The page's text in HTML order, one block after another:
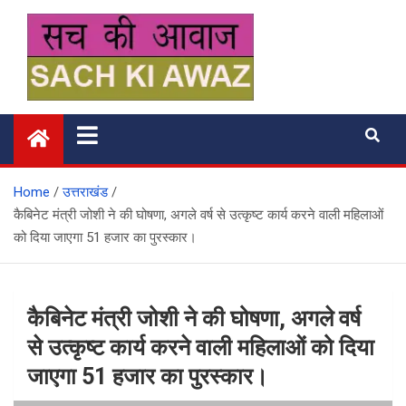
content
सच की आवाज
Home
उत्तराखंड
कैबिनेट मंत्री जोशी ने की घोषणा, अगले वर्ष से उत्कृष्ट कार्य करने वाली महिलाओं
को दिया जाएगा 51 हजार का पुरस्कार।
कैबिनेट मंत्री जोशी ने की घोषणा, अगले वर्ष
से उत्कृष्ट कार्य करने वाली महिलाओं को दिया
जाएगा 51 हजार का पुरस्कार।